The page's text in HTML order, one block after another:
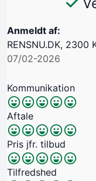
Anmeldt af:
RENSNU.DK, 2300
07/02-2026
Kommunikation
Aftale
Pris jfr. tilbud
Tilfredshed